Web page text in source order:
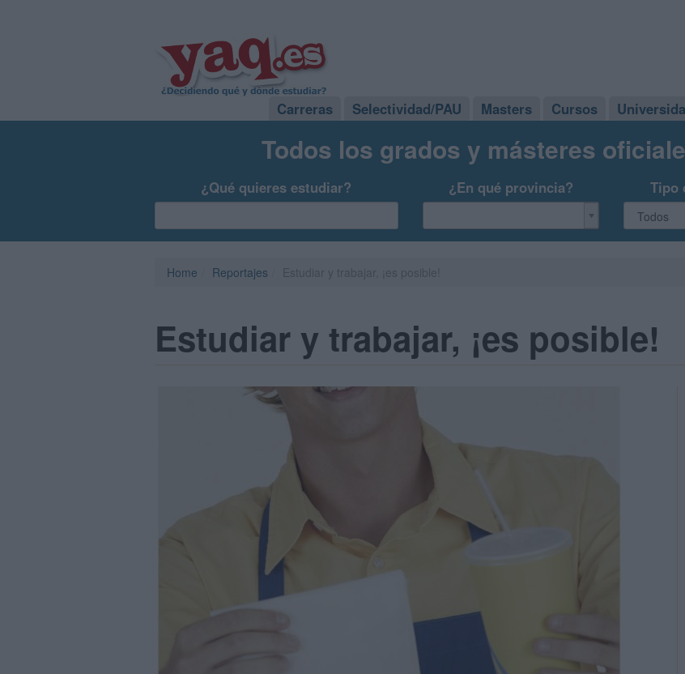
Carreras Selectividad/PAU Masters Cursos
Todos los grados y másteres
¿Qué quieres estudiar? ¿En qué provincia? Tipo
Home Reportajes
Estudiar y trabajar, ¡es posible!